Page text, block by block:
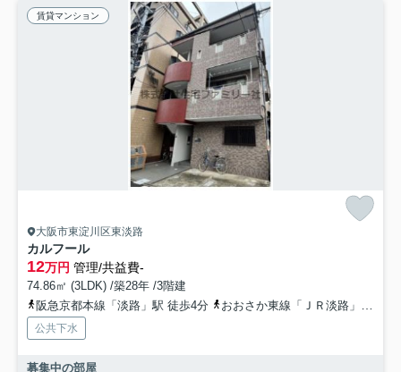
賃貸マンション
大阪市東淀川区東淡路
カルフール
12万円 管理/共益費-
74.86㎡ (3LDK) /築28年 /3階建
阪急京都本線「淡路」駅 徒歩4分
おおさか東線「ＪＲ淡路」駅 徒歩7分
公共下水
募集中の部屋